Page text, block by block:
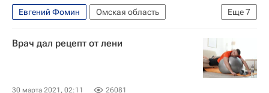
Еще7
Евгений Фомин
Омская область
Новосибирская область
Московская область (Подмосковье)
Жилье
Омская область
Врач дал рецепт от лени
30 марта 2021, 02:11 26081